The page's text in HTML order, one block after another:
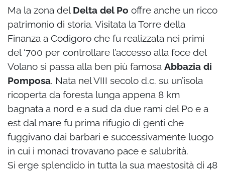
Ma la zona del Delta del Po offre anche un ricco
patrimonio di storia. Visitata la Torre della
Finanza a Codigoro che fu realizzata nei primi
del ‘700 per controllare l’accesso alla foce del
Volano si passa alla ben più famosa Abbazia di
Pomposa. Nata nel VIII secolo d.c. su un’isola
ricoperta da foresta lunga appena 8 km
bagnata a nord e a sud da due rami del Po e a
est dal mare fu prima rifugio di genti che
fuggivano dai barbari e successivamente luogo
in cui i monaci trovavano pace e salubrità.
Si erge splendido in tutta la sua maestosità di 48